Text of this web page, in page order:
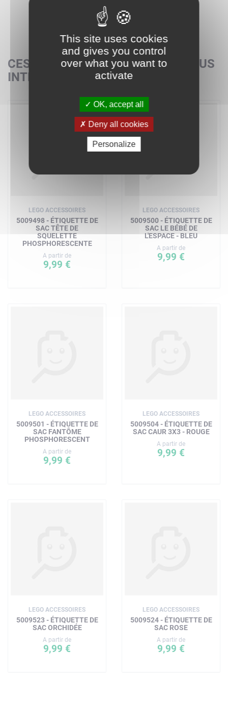
CES SETS POURRAIENT AUSSI VOUS
INTÉRESSER
LEGO ACCESSOIRES
5009498 - ÉTIQUETTE DE
SAC TÊTE DE
SQUELETTE
PHOSPHORESCENTE
A partir de
9,99 €
LEGO ACCESSOIRES
5009500 - ÉTIQUETTE DE
SAC LE BÉBÉ DE
L'ESPACE - BLEU
A partir de
9,99 €
LEGO ACCESSOIRES
5009501 - ÉTIQUETTE DE
SAC FANTÔME
PHOSPHORESCENT
A partir de
9,99 €
LEGO ACCESSOIRES
5009504 - ÉTIQUETTE DE
SAC CAUR 3X3 - ROUGE
A partir de
9,99 €
LEGO ACCESSOIRES
5009523 - ÉTIQUETTE DE
SAC ORCHIDÉE
A partir de
9,99 €
LEGO ACCESSOIRES
5009524 - ÉTIQUETTE DE
SAC ROSE
A partir de
9,99 €
This site uses cookies
and gives you control
over what you want to
activate
OK, accept all
Deny all cookies
Personalize